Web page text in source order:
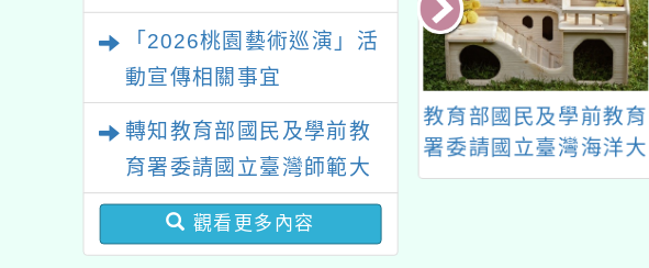
「2026桃園藝術巡演」活
動宣傳相關事宜
轉知教育部國民及學前教
育署委請國立臺灣師範大
學辦理「114至115年度
健康促進學校輔導計畫師
觀看更多內容
菸酒股份有限
啤酒廠環境教
中壢分局辦理114年寒
假「動感青春派對」闖
關活動簡章及海報各1
份
教育部國民及學前教育
署委請國立臺灣海洋大
學辦理「鏡頭下的戶外